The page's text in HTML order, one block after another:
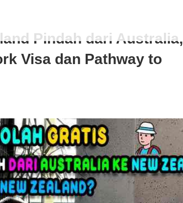
Pindah dari Australia,
Visa dan Pathway to